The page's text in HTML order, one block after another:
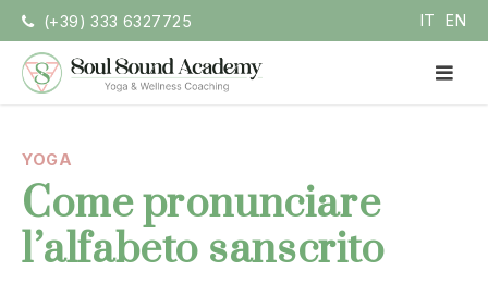
contenuto
(+39) 333 6327725 IT EN
YOGA
Come pronunciare
l’alfabeto sanscrito